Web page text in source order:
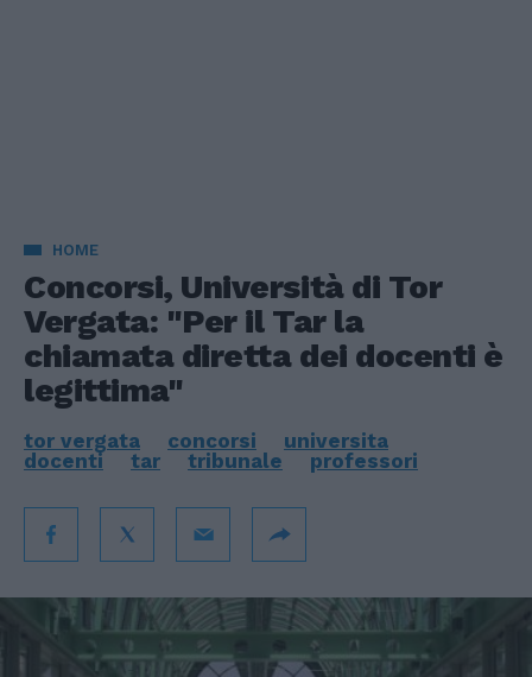
HOME
Concorsi, Università di Tor
Vergata: "Per il Tar la
chiamata diretta dei docenti è
legittima"
tor vergata concorsi
universita
docenti
tar tribunale professori